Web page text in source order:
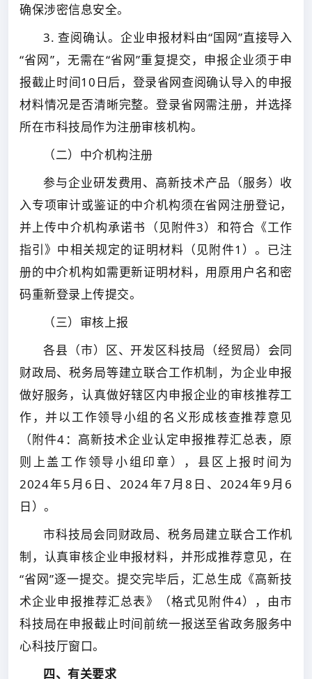
确保涉密信息安全。
3. 查阅确认。企业申报材料由“国网”直接导入
“省网”，无需在“省网”重复提交，申报企业须于申
报截止时间10日后，登录省网查阅确认导入的申报
材料情况是否清晰完整。登录省网需注册，并选择
所在市科技局作为注册审核机构。
（二）中介机构注册
参与企业研发费用、高新技术产品（服务）收
入专项审计或鉴证的中介机构须在省网注册登记，
并上传中介机构承诺书（见附件3）和符合《工作
指引》中相关规定的证明材料（见附件1）。已注
册的中介机构如需更新证明材料，用原用户名和密
码重新登录上传提交。
（三）审核上报
各县（市）区、开发区科技局（经贸局）会同
财政局、税务局等建立联合工作机制，为企业申报
做好服务，认真做好辖区内申报企业的审核推荐工
作，并以工作领导小组的名义形成核查推荐意见
（附件4：高新技术企业认定申报推荐汇总表，原
则上盖工作领导小组印章），县区上报时间为
2024年5月6日、2024年7月8日、2024年9月6
日）。
市科技局会同财政局、税务局建立联合工作机
制，认真审核企业申报材料，并形成推荐意见，在
“省网”逐一提交。提交完毕后，汇总生成《高新技
术企业申报推荐汇总表》（格式见附件4），由市
科技局在申报截止时间前统一报送至省政务服务中
心科技厅窗口。
四、有关要求